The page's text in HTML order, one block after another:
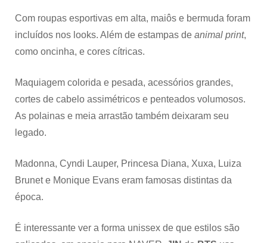
Com roupas esportivas em alta, maiôs e bermuda foram
incluídos nos looks. Além de estampas de animal print,
como oncinha, e cores cítricas.
Maquiagem colorida e pesada, acessórios grandes,
cortes de cabelo assimétricos e penteados volumosos.
As polainas e meia arrastão também deixaram seu
legado.
Madonna, Cyndi Lauper, Princesa Diana, Xuxa, Luiza
Brunet e Monique Evans eram famosas distintas da
época.
É interessante ver a forma unissex de que estilos são